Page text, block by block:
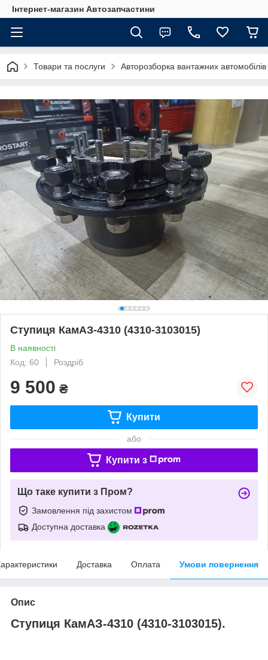
Інтернет-магазин Автозапчастини
Товари та послуги Авторозборка вантажних автомобілів
Ступиця КамАЗ-4310 (4310-3103015)
В наявності
Код: 60
Роздріб
9 500 ₴
Купити
або
Купити з
Що таке купити з Пром?
Замовлення під захистом
Доступна доставка
Доставка Оплата Умови повернення
Опис
Ступиця КамАЗ-4310 (4310-3103015).